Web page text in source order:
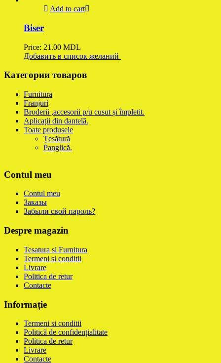
Add to cart
Biser
Price: 21.00 MDL
Добавить в список желаний
Категории товаров
Furnitura
Franjuri
Broderii ,accesorii p/u cusut și împletit.
Aplicații din dantelă.
Toate produsele
Țesătură
Panglică.
Contul meu
Contul meu
Заказы
Забыли свой пароль?
Despre magazin
Tesatura si Furnitura
Termeni si conditii
Livrare
Politica de retur
Contacte
Informație
Termeni si conditii
Politică de confidențialitate
Politica de retur
Livrare
Contacte